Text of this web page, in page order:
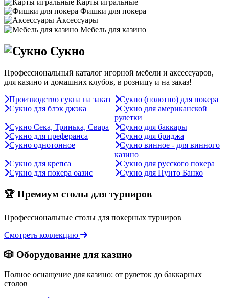
Карты игральные
Фишки для покера
Аксессуары
Мебель для казино
Сукно
Профессиональный каталог игорной мебели и аксессуаров,
для казино и домашних клубов, в розницу и на заказ!
Производство сукна на заказ
Сукно (полотно) для покера
Сукно для блэк джэка
Сукно для американской
рулетки
Сукно Сека, Тринька, Свара
Сукно для баккары
Сукно для преферанса
Сукно для бриджа
Сукно однотонное
Сукно винное - для винного
казино
Сукно для крепса
Сукно для русского покера
Сукно для покера оазис
Сукно для Пунто Банко
🏆 Премиум столы для турниров
Профессиональные столы для покерных турниров
Смотреть коллекцию
🎲 Оборудование для казино
Полное оснащение для казино: от рулеток до баккарных
столов